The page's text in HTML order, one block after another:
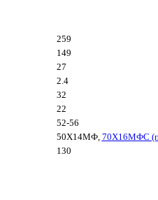
259
149
27
2.4
32
22
52-56
50Х14МФ, 70Х16МФС
130